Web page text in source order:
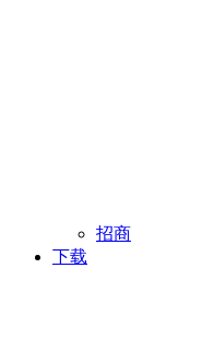
招商
下载